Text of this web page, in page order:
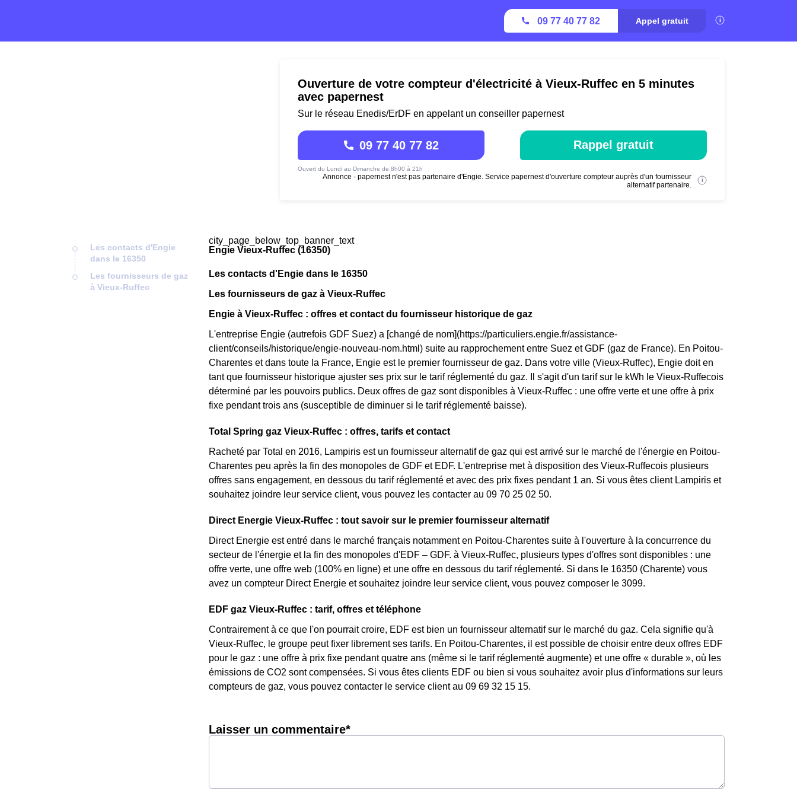
09 77 40 77 82 Appel gratuit
Ouverture de votre compteur d'électricité à Vieux-Ruffec en 5 minutes
avec papernest
Sur le réseau Enedis/ErDF en appelant un conseiller papernest
09 77 40 77 82
Ouvert du Lundi au Dimanche de 8h00 à 21h
Rappel gratuit
Annonce - papernest n'est pas partenaire d'Engie. Service papernest d'ouverture compteur auprès d'un fournisseur
alternatif partenaire.
Les contacts d'Engie
dans le 16350
Les fournisseurs de gaz
à Vieux-Ruffec
city_page_below_top_banner_text
Engie Vieux-Ruffec (16350)
Les contacts d'Engie dans le 16350
Les fournisseurs de gaz à Vieux-Ruffec
Engie à Vieux-Ruffec : offres et contact du fournisseur historique de gaz
L'entreprise Engie (autrefois GDF Suez) a [changé de nom](https://particuliers.engie.fr/assistance-
client/conseils/historique/engie-nouveau-nom.html) suite au rapprochement entre Suez et GDF (gaz de France). En Poitou-
Charentes et dans toute la France, Engie est le premier fournisseur de gaz. Dans votre ville (Vieux-Ruffec), Engie doit en
tant que fournisseur historique ajuster ses prix sur le tarif réglementé du gaz. Il s'agit d'un tarif sur le kWh le Vieux-Ruffecois
déterminé par les pouvoirs publics. Deux offres de gaz sont disponibles à Vieux-Ruffec : une offre verte et une offre à prix
fixe pendant trois ans (susceptible de diminuer si le tarif réglementé baisse).
Total Spring gaz Vieux-Ruffec : offres, tarifs et contact
Racheté par Total en 2016, Lampiris est un fournisseur alternatif de gaz qui est arrivé sur le marché de l'énergie en Poitou-
Charentes peu après la fin des monopoles de GDF et EDF. L'entreprise met à disposition des Vieux-Ruffecois plusieurs
offres sans engagement, en dessous du tarif réglementé et avec des prix fixes pendant 1 an. Si vous êtes client Lampiris et
souhaitez joindre leur service client, vous pouvez les contacter au 09 70 25 02 50.
Direct Energie Vieux-Ruffec : tout savoir sur le premier fournisseur alternatif
Direct Energie est entré dans le marché français notamment en Poitou-Charentes suite à l'ouverture à la concurrence du
secteur de l'énergie et la fin des monopoles d'EDF – GDF. à Vieux-Ruffec, plusieurs types d'offres sont disponibles : une
offre verte, une offre web (100% en ligne) et une offre en dessous du tarif réglementé. Si dans le 16350 (Charente) vous
avez un compteur Direct Energie et souhaitez joindre leur service client, vous pouvez composer le 3099.
EDF gaz Vieux-Ruffec : tarif, offres et téléphone
Contrairement à ce que l'on pourrait croire, EDF est bien un fournisseur alternatif sur le marché du gaz. Cela signifie qu'à
Vieux-Ruffec, le groupe peut fixer librement ses tarifs. En Poitou-Charentes, il est possible de choisir entre deux offres EDF
pour le gaz : une offre à prix fixe pendant quatre ans (même si le tarif réglementé augmente) et une offre « durable », où les
émissions de CO2 sont compensées. Si vous êtes clients EDF ou bien si vous souhaitez avoir plus d'informations sur leurs
compteurs de gaz, vous pouvez contacter le service client au 09 69 32 15 15.
Laisser un commentaire*